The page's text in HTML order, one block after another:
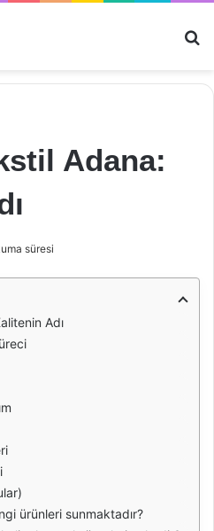
Adana:
süresi
Adı
ürünleri sunmaktadır?